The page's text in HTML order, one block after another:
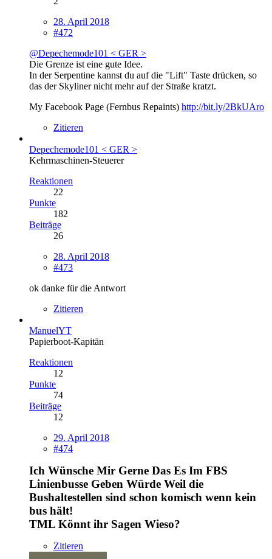
28. April 2018
#472
@Depechemode101 < GER >
Die Grenze ist eine gute Idee.
In der Serpentine kannst du auf die "Lift" Taste drücken, so
das der Skyliner nicht mehr auf der Straße kratzt.
My Facebook Page (Fernbus Repaints) http://bit.ly/2BkUAro
Zitieren
Depechemode101 < GER >
Kehrmaschinen-Steuerer
Reaktionen
22
Punkte
182
Beiträge
26
28. April 2018
#473
ok danke für die Antwort
Zitieren
ManuelYT
Papierboot-Kapitän
Reaktionen
12
Punkte
74
Beiträge
12
29. April 2018
#474
Ich Wünsche Mir Gerne Das Es Im FBS
Linienbusse Geben Würde Weil die
Bushaltestellen sind schon komisch wenn kein
bus hält!
TML Könnt ihr Sagen Wieso?
Zitieren